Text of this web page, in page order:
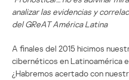
analizar las evidencias y
del GReAT América Latina
A finales del 2015 hicimos
cibernéticos en Latinoamérica
¿Habremos acertado con